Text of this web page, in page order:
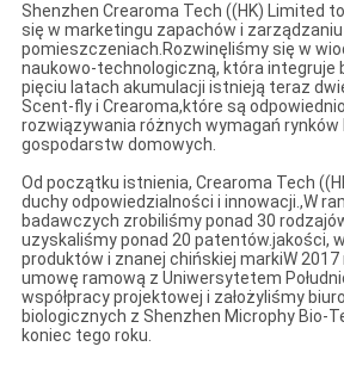
Shenzhen Crearoma Tech ((HK) Limited
się w marketingu zapachów i
pomieszczeniach.Rozwinęliśmy się w
naukowo-technologiczną, która integruje
pięciu latach akumulacji istnieją teraz
Scent-fly i Crearoma,które są
rozwiązywania różnych wymagań rynków
gospodarstw domowych.
Od początku istnienia, Crearoma Tech
duchy odpowiedzialności i innowacji.,W
badawczych zrobiliśmy ponad 30
uzyskaliśmy ponad 20 patentów.jakości,
produktów i znanej chińskiej markiW 2017
umowę ramową z Uniwersytetem
współpracy projektowej i założyliśmy
biologicznych z Shenzhen Microphy Bio-
koniec tego roku.